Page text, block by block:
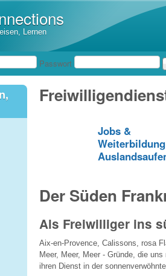
Lernen
Passwort
Jobs &
Weiterbildung
Der Süden
Als Freiwilliger ins
Aix-en-Provence, Calissons, rosa
Meer, Meer, Meer - Gründe, die
ihren Dienst in der